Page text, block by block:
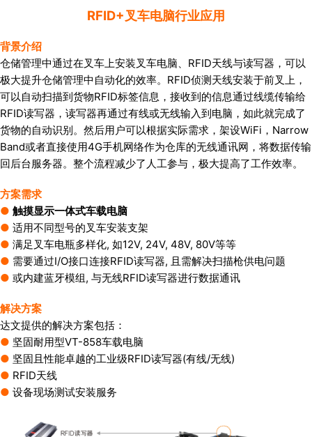
RFID+叉车电脑行业应用
背景介绍
仓储管理中通过在叉车上安装叉车电脑、RFID天线与读写器，可以
极大提升仓储管理中自动化的效率。RFID侦测天线安装于前叉上，
可以自动扫描到货物RFID标签信息，接收到的信息通过线缆传输给
RFID读写器，读写器再通过有线或无线输入到电脑，如此就完成了
货物的自动识别。然后用户可以根据实际需求，架设WiFi，Narrow
Band或者直接使用4G手机网络作为仓库的无线通讯网，将数据传输
回后台服务器。整个流程减少了人工参与，极大提高了工作效率。
方案需求
● 触摸显示一体式车载电脑
● 适用不同型号的叉车安装支架
● 满足叉车电瓶多样化, 如12V, 24V, 48V, 80V等等
● 需要通过I/O接口连接RFID读写器, 且需解决扫描枪供电问题
● 或内建蓝牙模组, 与无线RFID读写器进行数据通讯
解决方案
达文提供的解决方案包括：
● 坚固耐用型VT-858车载电脑
● 坚固且性能卓越的工业级RFID读写器(有线/无线)
● RFID天线
● 设备现场测试安装服务